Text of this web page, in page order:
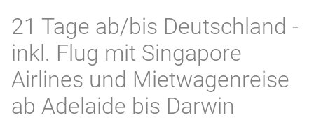
21 Tage ab/bis Deutschland -
inkl. Flug mit Singapore
Airlines und Mietwagenreise
ab Adelaide bis Darwin